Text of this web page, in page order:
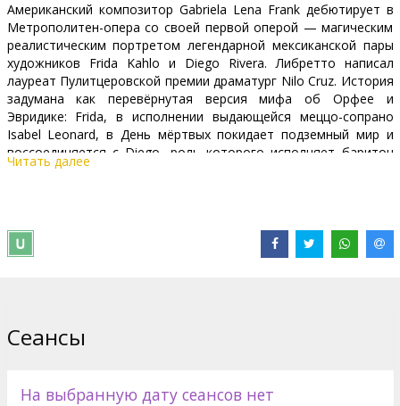
Американский композитор Gabriela Lena Frank дебютирует в
Метрополитен-опера со своей первой оперой — магическим
реалистическим портретом легендарной мексиканской пары
художников Frida Kahlo и Diego Rivera. Либретто написал
лауреат Пулитцеровской премии драматург Nilo Cruz. История
задумана как перевёрнутая версия мифа об Орфее и
Эвридике: Frida, в исполнении выдающейся меццо-сопрано
Isabel Leonard, в День мёртвых покидает подземный мир и
воссоединяется с Diego, роль которого исполняет баритон
Carlos Álvarez. Эта знаменитая конфликтная пара ненадолго
Мет — «уверенной, богато выстроенной партитурой» (The
New Yorker), которая «взрывается красками и свежей
впечатляющего дебютного спектакля Ainadamar в 2024 году.
английском.
Читать далее
Сеансы
На выбранную дату сеансов нет